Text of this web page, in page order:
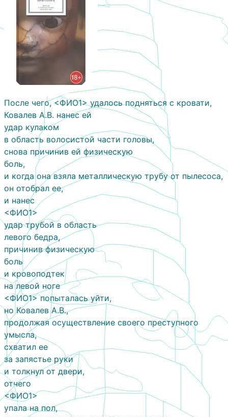
После чего, <ФИО1> удалось подняться с кровати,
Ковалев А.В. нанес ей
удар кулаком
в область волосистой части головы,
снова причинив ей физическую
боль,
и когда она взяла металлическую трубу от пылесоса,
он отобрал ее,
и нанес
<ФИО1>
удар трубой в область
левого бедра,
причинив физическую
боль
и кровоподтек
на левой ноге
<ФИО1> попыталась уйти,
но Ковалев А.В.,
продолжая осуществление своего преступного
умысла,
схватил ее
за запястье руки
и толкнул от двери,
отчего
<ФИО1>
упала на пол,